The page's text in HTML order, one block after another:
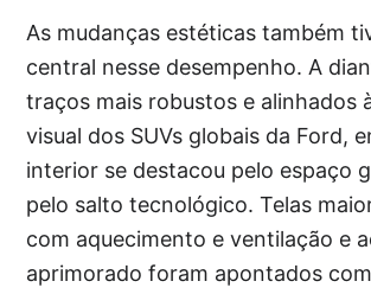
As mudanças estéticas também
central nesse desempenho. A
traços mais robustos e alinhados
visual dos SUVs globais da Ford,
interior se destacou pelo espaço
pelo salto tecnológico. Telas
com aquecimento e ventilação e
aprimorado foram apontados